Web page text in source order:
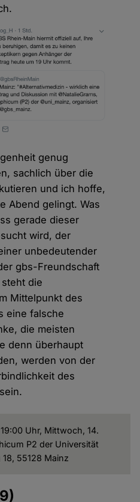
genug
sachlich über die
und ich hoffe,
Abend gelingt. Was
gerade dieser
wird, der
unbedeutender
gbs-Freundschaft
die
Mittelpunkt des
eine falsche
die meisten
denn überhaupt
werden von der
des
Uhr, Mittwoch, 14.
P2 der Universität
55128 Mainz